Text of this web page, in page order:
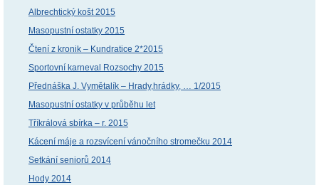
Albrechtický košt 2015
Masopustní ostatky 2015
Čtení z kronik – Kundratice 2*2015
Sportovní karneval Rozsochy 2015
Přednáška J. Vymětalík – Hrady,hrádky, … 1/2015
Masopustní ostatky v průběhu let
Tříkrálová sbírka – r. 2015
Kácení máje a rozsvícení vánočního stromečku 2014
Setkání seniorů 2014
Hody 2014